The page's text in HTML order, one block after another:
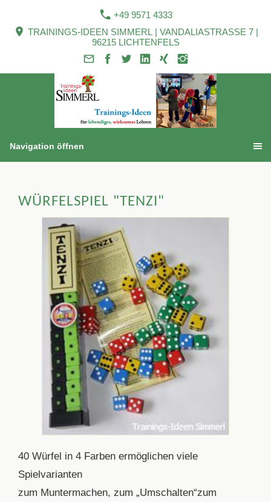
+49 9571 4333
TRAININGS-IDEEN SIMMERL | VANDALIASTRASSE 7 |
96215 LICHTENFELS
Navigation öffnen
WÜRFELSPIEL "TENZI"
40 Würfel in 4 Farben ermöglichen viele
Spielvarianten
zum Muntermachen, zum „Umschalten“zum